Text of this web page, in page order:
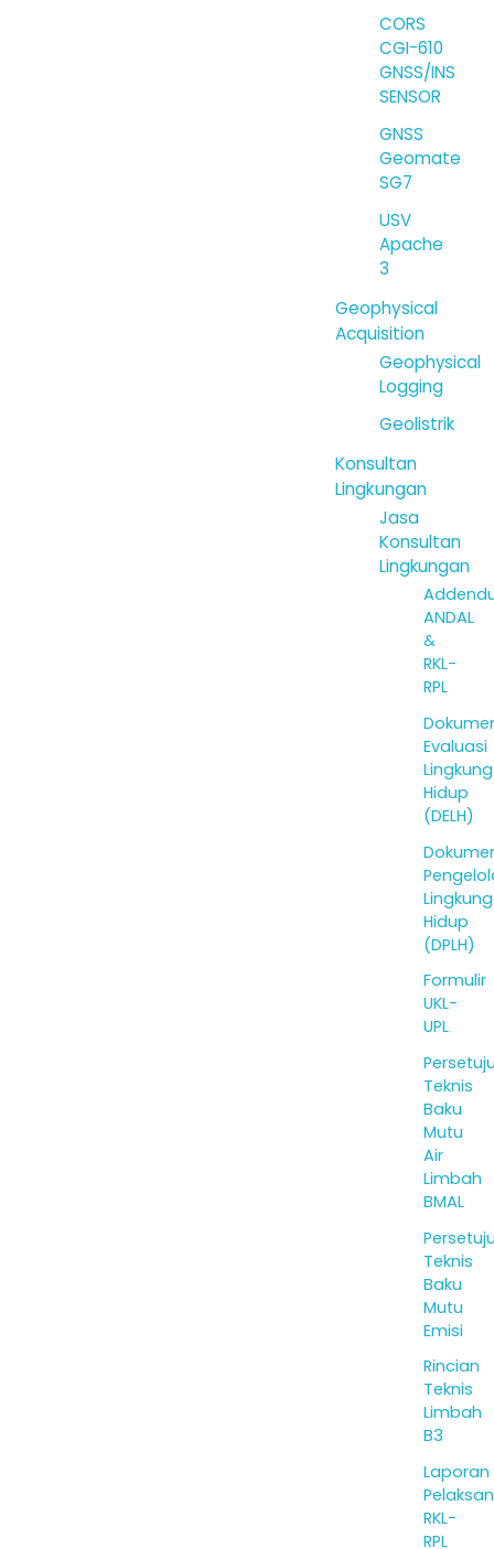
CORS
CGI-610
GNSS/INS
SENSOR
GNSS
Geomate
SG7
USV
Apache
3
Geophysical
Acquisition
Geophysical
Logging
Geolistrik
Konsultan
Lingkungan
Jasa
Konsultan
Lingkungan
ANDAL
&
RKL-
RPL
Evaluasi
Hidup
(DELH)
Hidup
(DPLH)
Formulir
UKL-
UPL
Teknis
Baku
Mutu
Air
Limbah
BMAL
Teknis
Baku
Mutu
Emisi
Rincian
Teknis
Limbah
B3
Laporan
RKL-
RPL